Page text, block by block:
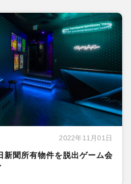
2022年11月01日
新聞所有物件を脱出ゲーム会